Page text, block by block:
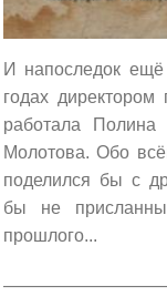
И напоследок
годах
работала
Молотова. Обо
поделился бы с
бы не
прошлого...